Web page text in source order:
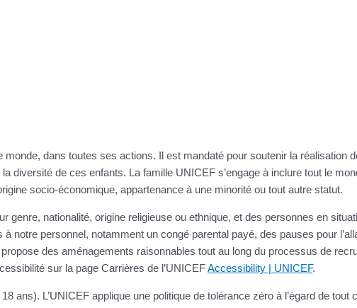
dans toutes ses actions. Il est mandaté pour soutenir la réalisation
de ces enfants. La famille UNICEF s’engage à inclure tout le
socio-économique, appartenance à une minorité ou tout autre statut.
genre, nationalité, origine religieuse ou ethnique, et des personnes en
notre personnel, notamment un congé parental payé, des pauses pour
des aménagements raisonnables tout au long du processus de
sur la page Carrières de l’UNICEFAccessibility | UNICEF.
ans). L’UNICEF applique une politique de tolérance zéro à l’égard de tout